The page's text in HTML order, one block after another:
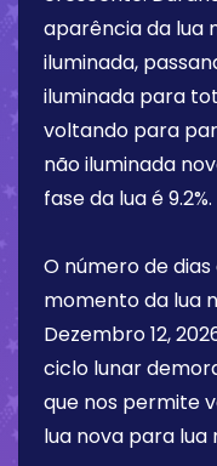
aparência da lua
iluminada,
iluminada para
voltando para
não iluminada
fase da lua é9.2%.
O número de
momento da lua
Dezembro 12,
ciclo lunar
que nos permite
lua nova para lua